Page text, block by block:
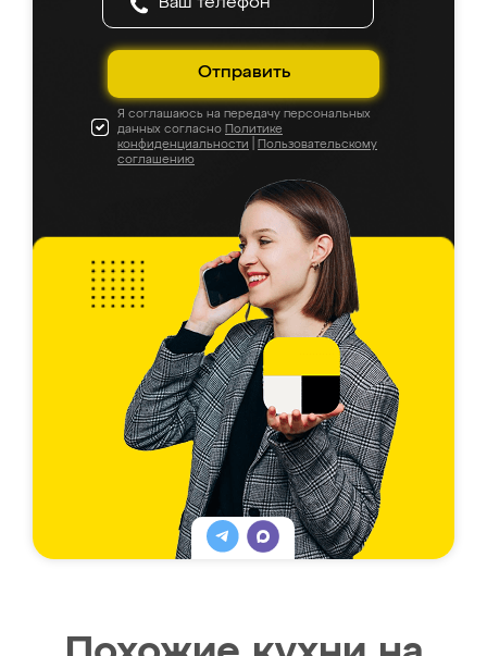
Отправить
Я соглашаюсь на передачу персональных
данных согласно Политике
конфиденциальности
Пользовательскому
соглашению